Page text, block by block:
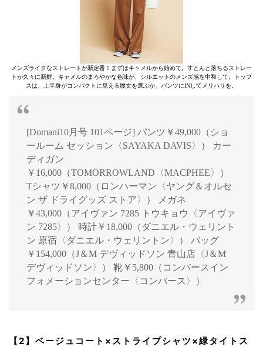
メンズライクなストレートが新定番！まずはキャメルから始めて。すとんと落ちるストレー
トが久々に新鮮。キャメルのまろやかな色味が、シルエットのメンズ感を中和して。トップ
スは、上半身がコンパクトに見える腰丈を選ぶか、パンツにINしてメリハリを。
[Domani10月号 101ページ] パンツ￥49,000（ショ
ールーム セッション〈SAYAKA DAVIS〉） カー
ディガン
￥16,000（TOMORROWLAND〈MACPHEE〉）
Tシャツ￥8,000（ロンハーマン〈ヤング＆オルセ
ン ザ ドライグッズ ストア〉） メガネ
￥43,000（アイヴァン 7285 トウキョウ〈アイヴァ
ン 7285〉） 時計￥18,000（ダニエル・ウェリント
ン 原宿〈ダニエル・ウェリントン〉） バッグ
￥154,000（J＆M デヴィッドソン 青山店〈J＆M
デヴィッドソン〉） 靴￥5,800（コンバースイン
フォメーションセンター〈コンバース〉）
【2】ベージュコート×ストライプシャツ×緑タイトス